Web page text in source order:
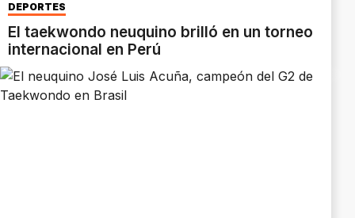
DEPORTES
El taekwondo neuquino brilló en un torneo
internacional en Perú